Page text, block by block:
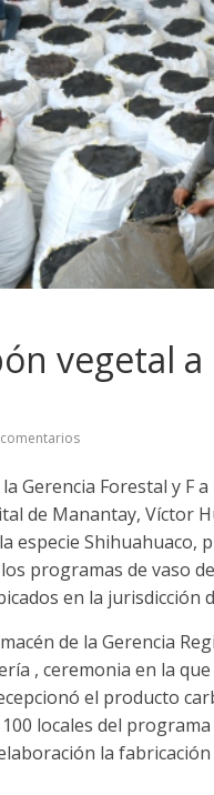
vegetal
Gerencia Forestal y F
de Manantay, Víctor
especie
programas de vaso
en la jurisdicción
de la Gerencia
, ceremonia en la
el producto
locales del
la